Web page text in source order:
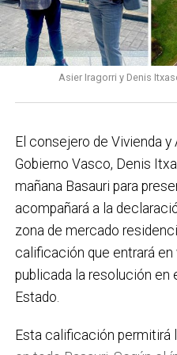
En cuanto a nuestras
para mucho. En Medio
impulso para la creación
elaboración del Plan
el Plan de Acción contra
régimen de autoconsumo,
municipio más sostenible y
En ese sentido, estamos
clima y energía, entre las
una red de refugios
Actuación ante Episodios
como las que
proyecto de lanueva
Asier Iragorri y Denis
El consejero de Vivienda y
Gobierno Vasco, Denis
mañana Basauri para
acompañará a la
zona de mercado
calificación que entrará en
publicada la resolución en
Estado.
Esta calificación permitirá